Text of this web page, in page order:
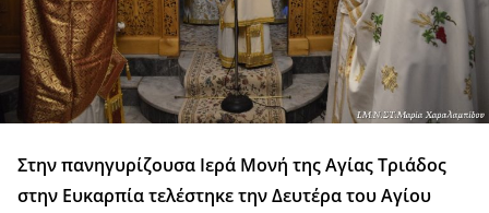
Στην πανηγυρίζουσα Ιερά Μονή της Αγίας Τριάδος
στην Ευκαρπία τελέστηκε την Δευτέρα του Αγίου